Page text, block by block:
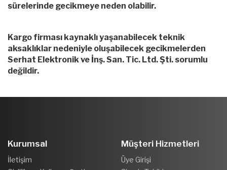
sürelerinde gecikmeye neden olabilir.
Kargo firması kaynaklı yaşanabilecek teknik
aksaklıklar nedeniyle oluşabilecek gecikmelerden
Serhat Elektronik ve İnş. San. Tic. Ltd. Şti. sorumlu
değildir.
Kurumsal
İletişim
Müşteri Hizmetleri
Üye Girişi